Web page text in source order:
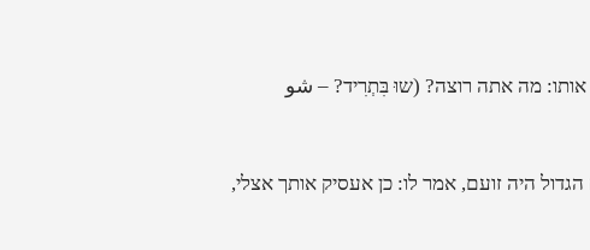
מה אתה רוצה? (שוּ בִּתְרִיד? – شو
היה זועם, אמר לו: כן אעסיק אותך אצלי,